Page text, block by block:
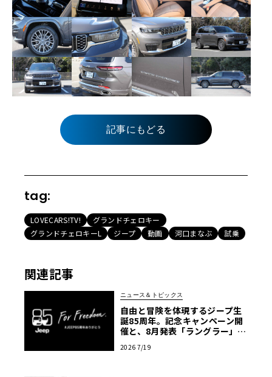
記事にもどる
tag:
LOVECARS!TV!
グランドチェロキー
グランドチェロキーL
ジープ 動画 河口まなぶ 試乗
関連記事
ニュース＆トピックス
自由と冒険を体現するジープ生
誕85周年。記念キャンペーン開
催と、8月発表「ラングラー」限
2026 7/19